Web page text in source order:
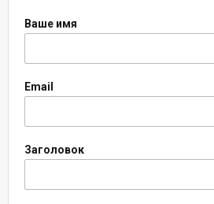
Ваше имя
Email
Заголовок